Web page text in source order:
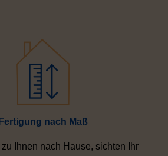
Fertigung nach Maß
Ihnen nach Hause, sichten Ihr